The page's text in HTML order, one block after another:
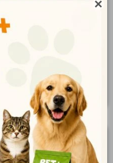

$ 1.102